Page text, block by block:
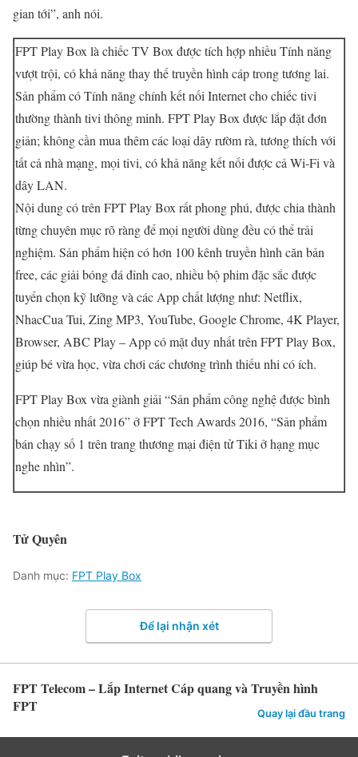
gian tới”, anh nói.
FPT Play Box là chiếc TV Box được tích hợp nhiều Tính năng
vượt trội, có khả năng thay thế truyền hình cáp trong tương lai.
Sản phẩm có Tính năng chính kết nối Internet cho chiếc tivi
thường thành tivi thông minh. FPT Play Box được lắp đặt đơn
giản; không cần mua thêm các loại dây rườm rà, tương thích với
tất cả nhà mạng, mọi tivi, có khả năng kết nối được cả Wi-Fi và
dây LAN.
Nội dung có trên FPT Play Box rất phong phú, được chia thành
từng chuyên mục rõ ràng để mọi người dùng đều có thể trải
nghiệm. Sản phẩm hiện có hơn 100 kênh truyền hình căn bản
free, các giải bóng đá đỉnh cao, nhiều bộ phim đặc sắc được
tuyển chọn kỹ lưỡng và các App chất lượng như: Netflix,
NhacCua Tui, Zing MP3, YouTube, Google Chrome, 4K Player,
Browser, ABC Play – App có mặt duy nhất trên FPT Play Box,
giúp bé vừa học, vừa chơi các chương trình thiếu nhi có ích.
FPT Play Box vừa giành giải “Sản phẩm công nghệ được bình
chọn nhiều nhất 2016” ở FPT Tech Awards 2016, “Sản phẩm
bán chạy số 1 trên trang thương mại điện tử Tiki ở hạng mục
nghe nhìn”.
Tử Quyên
Danh mục: FPT Play Box
Để lại nhận xét
FPT Telecom – Lắp Internet Cáp quang và Truyền hình
FPT
Quay lại đầu trang